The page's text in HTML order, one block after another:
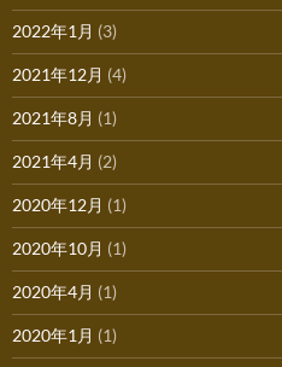
2022年1月 (3)
2021年12月 (4)
2021年8月 (1)
2021年4月 (2)
2020年12月 (1)
2020年10月 (1)
2020年4月 (1)
2020年1月 (1)